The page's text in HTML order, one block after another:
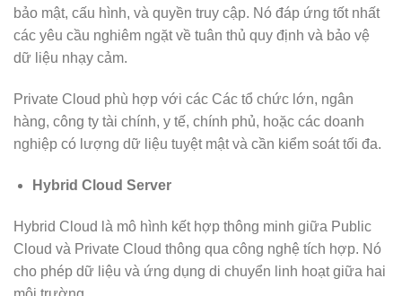
bảo mật, cấu hình, và quyền truy cập. Nó đáp ứng tốt nhất
các yêu cầu nghiêm ngặt về tuân thủ quy định và bảo vệ
dữ liệu nhạy cảm.
Private Cloud phù hợp với các Các tổ chức lớn, ngân
hàng, công ty tài chính, y tế, chính phủ, hoặc các doanh
nghiệp có lượng dữ liệu tuyệt mật và cần kiểm soát tối đa.
Hybrid Cloud Server
Hybrid Cloud là mô hình kết hợp thông minh giữa Public
Cloud và Private Cloud thông qua công nghệ tích hợp. Nó
cho phép dữ liệu và ứng dụng di chuyển linh hoạt giữa hai